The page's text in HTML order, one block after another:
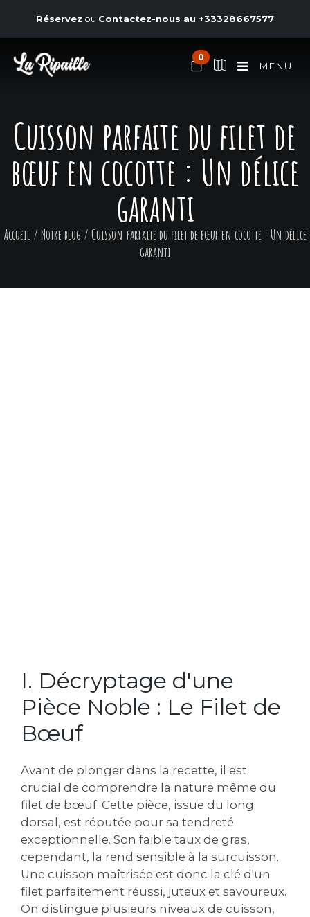
Réservez ou Contactez-nous au +33328667577
0
MENU
Cuisson parfaite du filet de
bœuf en cocotte : Un délice
garanti
Accueil/ Notre blog / Cuisson parfaite du filet de bœuf en cocotte : Un délice
garanti
I. Décryptage d'une
Pièce Noble : Le Filet de
Bœuf
Avant de plonger dans la recette, il est
crucial de comprendre la nature même du
filet de bœuf. Cette pièce, issue du long
dorsal, est réputée pour sa tendreté
exceptionnelle. Son faible taux de gras,
cependant, la rend sensible à la surcuisson.
Une cuisson maîtrisée est donc la clé d'un
filet parfaitement réussi, juteux et savoureux.
On distingue plusieurs niveaux de cuisson,